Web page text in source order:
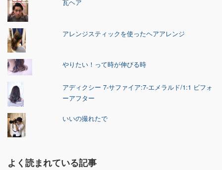
瓦ヘア
アレンジスティックを使ったヘアアレンジ
やりたい！って時が伸びる時
アディクシー 7-サファイア:7-エメラルド/1:1 ビフォ
ーアフター
いいの撮れたで
よく読まれている記事